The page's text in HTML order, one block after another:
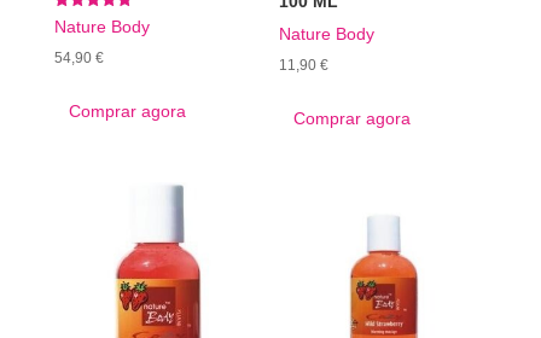
Avaliação
5.00
de 5
Nature Body
54,90 €
Comprar agora
Nature Body
11,90€
Comprar agora